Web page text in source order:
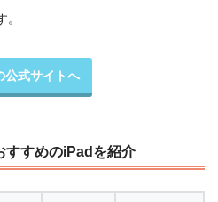
公式サイトへ
すすめのiPadを紹介